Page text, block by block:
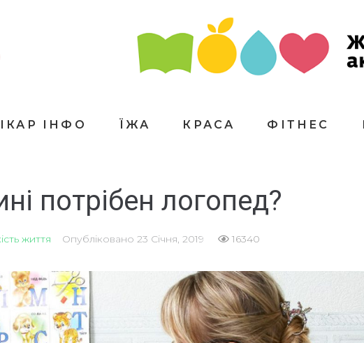
ІНФО ЇЖА КРАСА ФІТНЕС
потрібен логопед?
життя Опубліковано 23 Січня, 2019 16340